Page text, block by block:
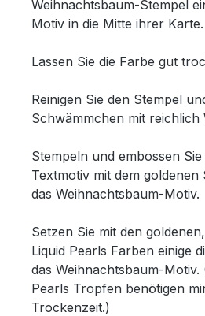
Weihnachtsbaum-Stempel
Motiv in die Mitte ihrer Karte.
Lassen Sie die Farbe gut
Reinigen Sie den Stempel
Schwämmchen mit reichlich
Stempeln und embossen Sie
Textmotiv mit dem
das Weihnachtsbaum-Motiv.
Setzen Sie mit den
Liquid Pearls Farben einige
das Weihnachtsbaum-Motiv.
Pearls Tropfen benötigen
Trockenzeit.)